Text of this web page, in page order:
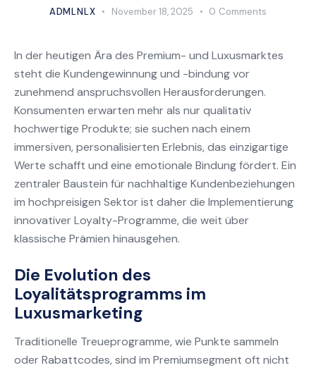
ADMLNLX November 18, 2025 0 Comments
In der heutigen Ära des Premium- und Luxusmarktes
steht die Kundengewinnung und -bindung vor
zunehmend anspruchsvollen Herausforderungen.
Konsumenten erwarten mehr als nur qualitativ
hochwertige Produkte; sie suchen nach einem
immersiven, personalisierten Erlebnis, das einzigartige
Werte schafft und eine emotionale Bindung fördert. Ein
zentraler Baustein für nachhaltige Kundenbeziehungen
im hochpreisigen Sektor ist daher die Implementierung
innovativer Loyalty-Programme, die weit über
klassische Prämien hinausgehen.
Die Evolution des
Loyalitätsprogramms im
Luxusmarketing
Traditionelle Treueprogramme, wie Punkte sammeln
oder Rabattcodes, sind im Premiumsegment oft nicht